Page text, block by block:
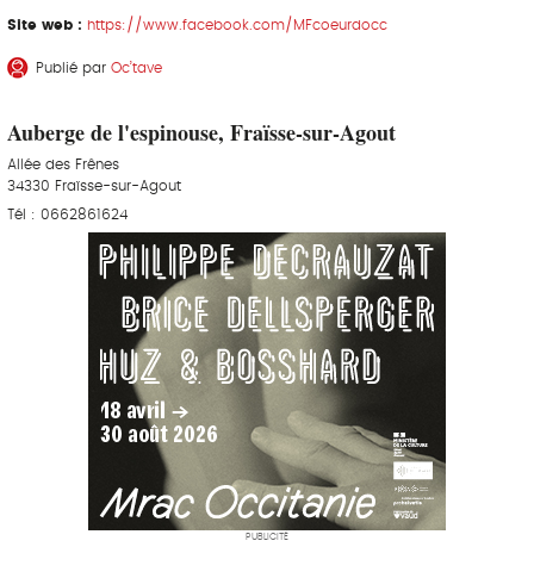
Site web : https://www.facebook.com/MFcoeurdocc
Publié par Oc’tave
Auberge de l'espinouse, Fraïsse-sur-Agout
Allée des Frênes
34330 Fraïsse-sur-Agout
Tél : 0662861624
PUBLICITÉ